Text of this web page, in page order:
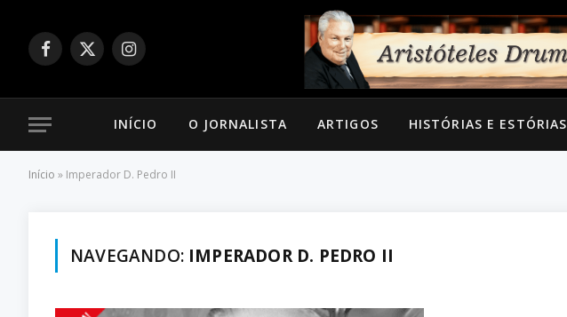
Facebook
X
Instagram
INÍCIO O JORNALISTA ARTIGOS HISTÓRIAS E ESTÓRIAS
Início » Imperador D. Pedro II
NAVEGANDO: IMPERADOR D. PEDRO II